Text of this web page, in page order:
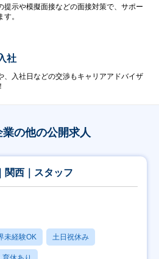
提示や模擬面接などの面接対策で、サポー
す。
社
、入社日などの交渉もキャリアアドバイザ
業の他の公開求人
関西｜スタッフ
未経験OK 土日祝休み